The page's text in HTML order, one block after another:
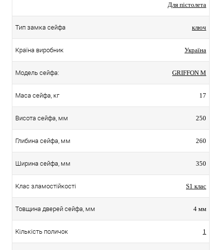
Для пістолета
Тип замка сейфа ключ
Країна виробник Україна
Модель сейфа: GRIFFON M
Маса сейфа, кг 17
Висота сейфа, мм 250
Глибина сейфа, мм 260
Ширина сейфа, мм 350
Клас зламостійкості S1 клас
Товщина дверей сейфа, мм 4 мм
Кількість поличок 1